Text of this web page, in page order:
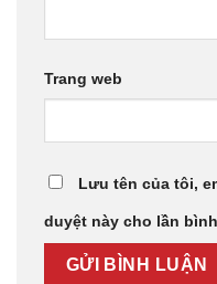
Trang web
Lưu tên của tôi,
duyệt này cho lần